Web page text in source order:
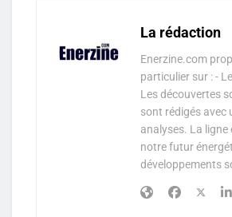
La rédaction
Enerzine.com
particulier sur : -
Les découvertes
sont rédigés avec
analyses. La
notre futur
développements